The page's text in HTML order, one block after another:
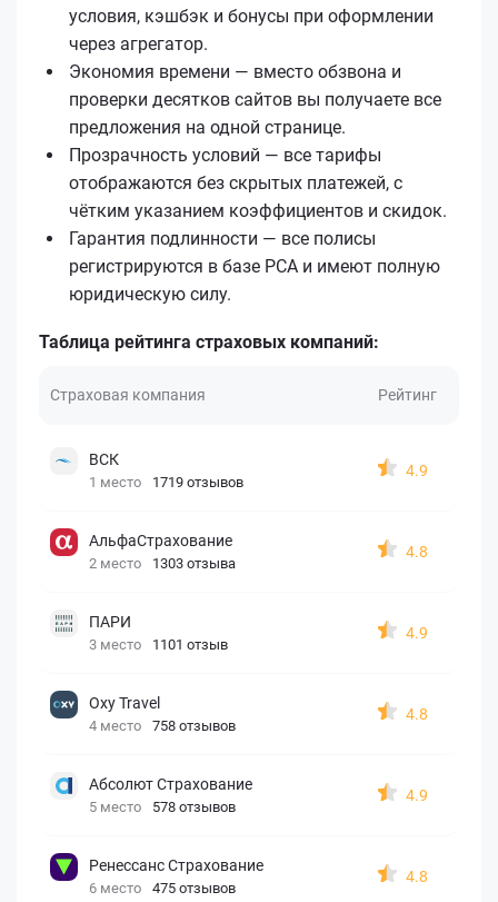
условия, кэшбэк и бонусы при оформлении
через агрегатор.
Экономия времени — вместо обзвона и
проверки десятков сайтов вы получаете все
предложения на одной странице.
Прозрачность условий — все тарифы
отображаются без скрытых платежей, с
чётким указанием коэффициентов и скидок.
Гарантия подлинности — все полисы
регистрируются в базе РСА и имеют полную
юридическую силу.
Таблица рейтинга страховых компаний:
Страховая компания Рейтинг
ВСК
1 место 1719 отзывов
4.9
АльфаСтрахование
2 место 1303 отзыва
4.8
ПАРИ
3 место 1101 отзыв
4.9
Oxy Travel
4 место 758 отзывов
4.8
Абсолют Страхование
5 место 578 отзывов
4.9
Ренессанс Страхование
6 место 475 отзывов
4.8